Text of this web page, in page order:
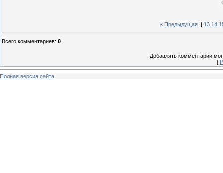
« Предыдущая 13 14
Всего комментариев: 0
Добавлять комментарии
[
Полная версия сайта